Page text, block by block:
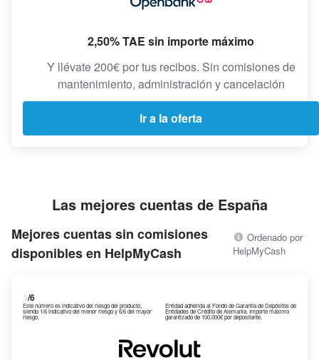
2,50% TAE sin importe máximo
Y llévate 200€ por tus recibos. Sin comisiones de
mantenimiento, administración y cancelación
Ir a la oferta
Las mejores cuentas de España
Mejores cuentas sin comisiones
disponibles en HelpMyCash
Ordenado por
HelpMyCash
1/6
Este número es indicativo del riesgo del producto,
siendo 1/6 indicativo del menor riesgo y 6/6 del mayor
riesgo.
Entidad adherida al Fondo de Garantía de Depósitos de
Entidades de Crédito de Alemania. Importe máximo
garantizado de 100.000€ por depositante.